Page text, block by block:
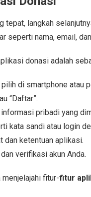
tepat, langkah
seperti nama, email,
donasi adalah
di smartphone atau
“Daftar”.
pribadi yang
kata sandi atau login
dan ketentuan aplikasi.
verifikasi akun Anda.
menjelajahi fitur-fitur